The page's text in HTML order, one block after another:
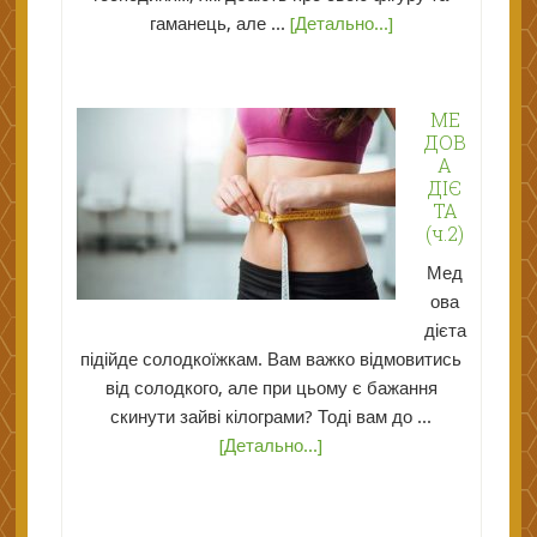
гаманець, але ... [Детально...]
МЕ
ДОВ
А
ДІЄ
ТА
(ч.2)
Мед
ова
дієта
підійде солодкоїжкам. Вам важко відмовитись
від солодкого, але при цьому є бажання
скинути зайві кілограми? Тоді вам до ...
[Детально...]